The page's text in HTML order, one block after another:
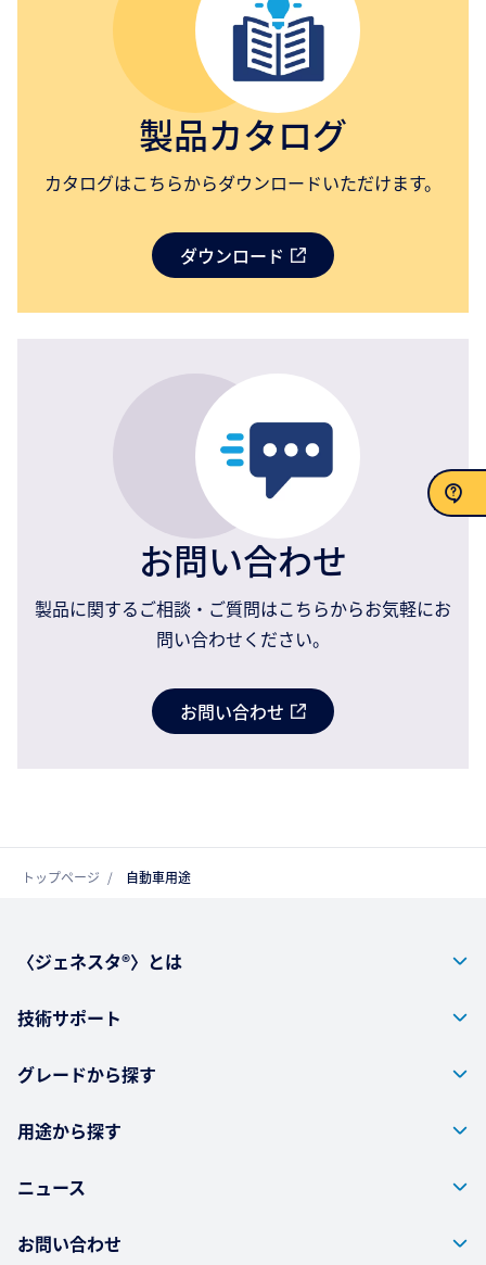
お問い合わせ
製品カタログ
カタログはこちらからダウンロードいただけます。
ダウンロード
お問い合わせ
製品に関するご相談・ご質問はこちらからお気軽にお
問い合わせください。
お問い合わせ
トップページ 自動車用途
〈ジェネスタ®〉とは
技術サポート
グレードから探す
用途から探す
ニュース
お問い合わせ